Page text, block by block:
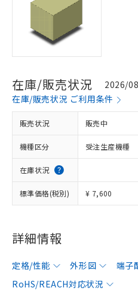
在庫/販売状況
2026/
在庫/販売状況 ご利用条件
販売状況 販売中
機種区分 受注生産機種
在庫状況
標準価格(税別) ¥ 7,600
詳細情報
定格/性能 外形図 端子
RoHS/REACH対応状況